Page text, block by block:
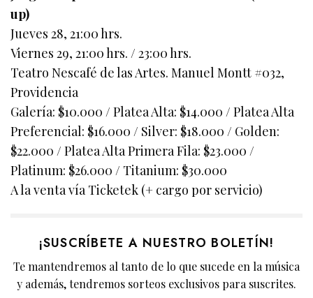
up)
Jueves 28, 21:00 hrs.
Viernes 29, 21:00 hrs. / 23:00 hrs.
Teatro Nescafé de las Artes. Manuel Montt #032,
Providencia
Galería: $10.000 / Platea Alta: $14.000 / Platea Alta
Preferencial: $16.000 / Silver: $18.000 / Golden:
$22.000 / Platea Alta Primera Fila: $23.000 /
Platinum: $26.000 / Titanium: $30.000
A la venta vía Ticketek (+ cargo por servicio)
¡SUSCRÍBETE A NUESTRO BOLETÍN!
Te mantendremos al tanto de lo que sucede en la música
y además, tendremos sorteos exclusivos para suscrites.